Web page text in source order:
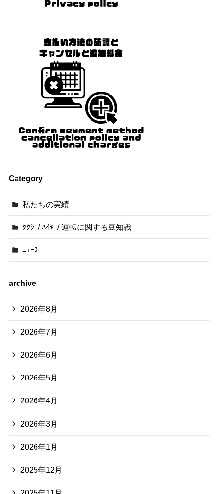
Category
私たちの実績
ﾀｸｼｰ/ ﾊｲﾔｰ/ 運転に関する豆知識
ﾆｭｰｽ
archive
2026年8月
2026年7月
2026年6月
2026年5月
2026年4月
2026年3月
2026年1月
2025年12月